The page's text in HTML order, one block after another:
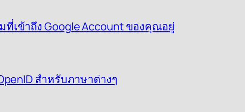
เข้าถึง Google Account ของคุณอยู่
สำหรับภาษาต่างๆ